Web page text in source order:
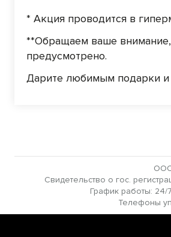
* Акция проводится в
**Обращаем ваше внимание,
предусмотрено.
Дарите любимым подарки и
ООО
Свидетельство о гос.
График работы: 24/
Телефоны